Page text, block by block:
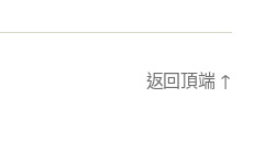
返回頂端 ↑